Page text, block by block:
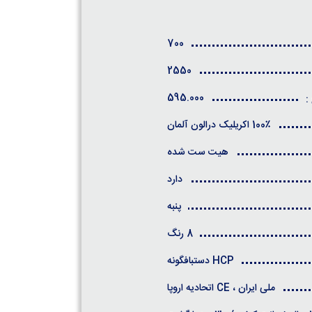
700
2550
:
595.000
100٪ اکریلیک درالون آلمان
هیت ست شده
دارد
پنبه
8 رنگ
HCP دستبافگونه
ملی ایران ، CE اتحادیه اروپا